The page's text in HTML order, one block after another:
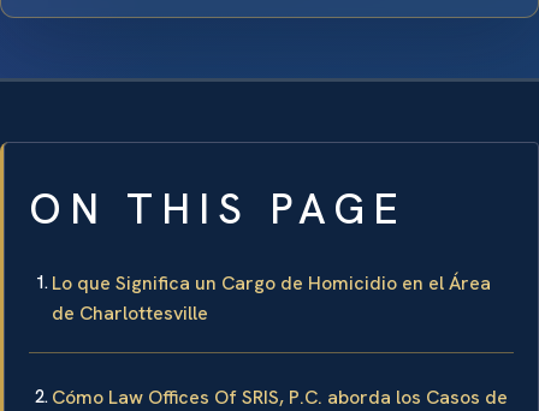
ON THIS PAGE
Lo que Significa un Cargo de Homicidio en el Área
de Charlottesville
Cómo Law Offices Of SRIS, P.C. aborda los Casos de